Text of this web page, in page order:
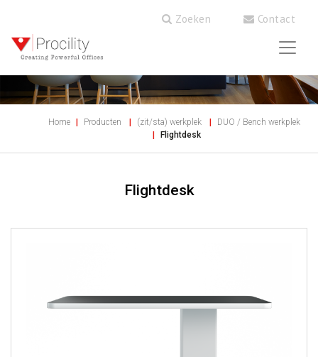
Zoeken Contact
Home Producten (zit/sta) werkplek
DUO / Bench werkplek
Flightdesk
Flightdesk